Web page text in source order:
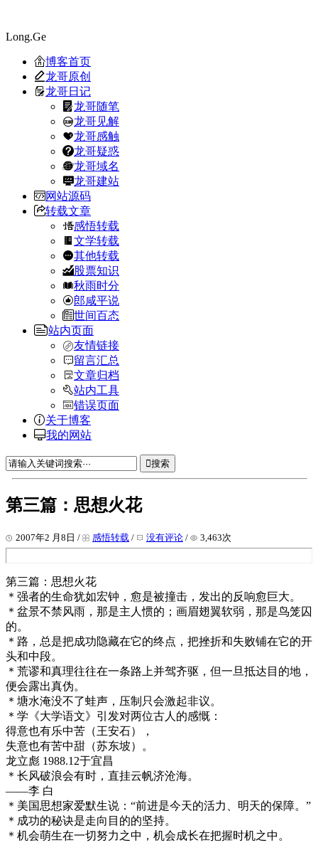
Long.Ge
博客首页
龙哥原创
龙哥日记
龙哥随笔
龙哥见解
龙哥感触
龙哥疑惑
龙哥域名
龙哥建站
网站源码
转载文章
感悟转载
文学转载
其他转载
股票知识
秋雨时分
郎咸平说
世间百态
站内页面
友情链接
留言汇总
文章归档
站内工具
错误页面
关于博客
我的网站
搜索
第三篇：思想火花
2007年2 月8日 / 感悟转载 / 没有评论 / 3,463次
第三篇：思想火花
＊强者的生命犹如宏钟，愈是被撞击，发出的反响愈巨大。
＊盆景不禁风雨，那是主人惯的；画眉翅翼软弱，那是鸟笼囚
的。
＊路，总是把成功隐藏在它的终点，把挫折和失败铺在它的开
头和中段。
＊荒谬和真理往往在一条路上并驾齐驱，但一旦抵达目的地，
便会露出真伪。
＊塘水淹没不了蛙声，压制只会激起非议。
＊学《大学语文》引发对两位古人的感慨：
得意也有乐中苦（王安石），
失意也有苦中甜（苏东坡）。
龙立彪 1988.12于宜昌
＊长风破浪会有时，直挂云帆济沧海。
――李 白
＊美国思想家爱默生说：“前进是今天的活力、明天的保障。”
＊成功的秘诀是走向目的的坚持。
＊机会萌生在一切努力之中，机会成长在把握时机之中。